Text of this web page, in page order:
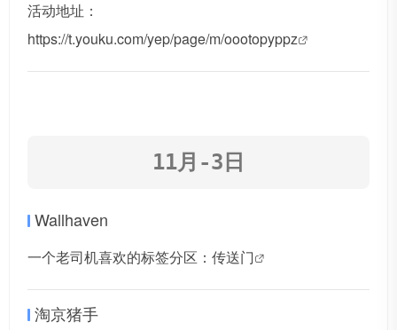
活动地址：
https://t.youku.com/yep/page/m/oootopyppz
11月-3日
Wallhaven
一个老司机喜欢的标签分区： 传送门
淘京猪手